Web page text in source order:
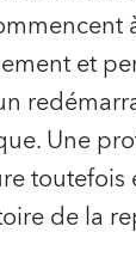
et
Une
toutefois
de la